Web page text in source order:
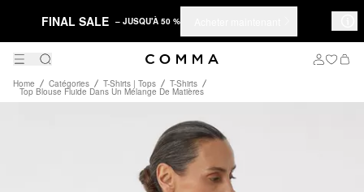
FINAL SALE – JUSQU'À 50 %
Home Catégories T-Shirts | Tops T-Shirts
Top Blouse Fluide Dans Un Mélange De Matières